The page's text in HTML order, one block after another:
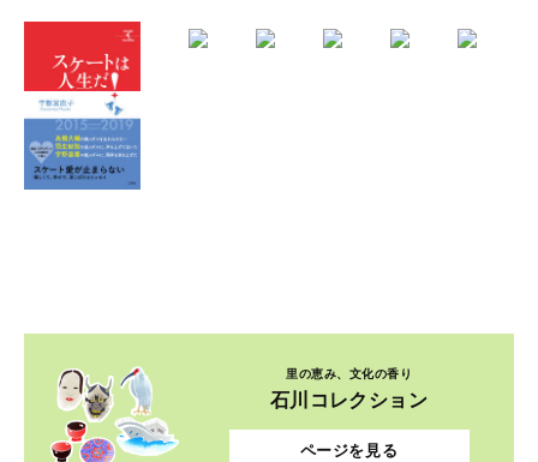
里の恵み、文化の香り
石川コレクション
ページを見る